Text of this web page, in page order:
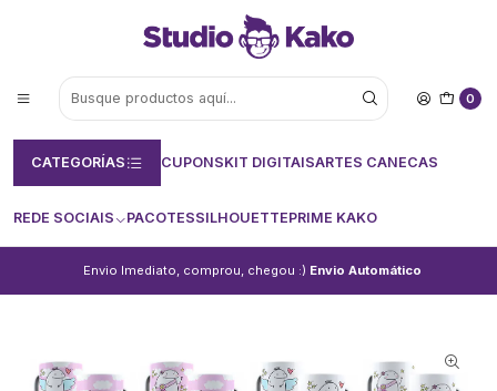
0
CATEGORÍAS CUPONSKIT DIGITAISARTES CANECAS
REDE SOCIAIS PACOTESSILHOUETTEPRIME KAKO
Envio Imediato, comprou, chegou :) Envio Automático